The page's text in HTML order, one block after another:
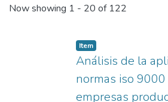
Now showing 1 - 20 of 122
Item
Análisis de la
normas iso
empresas